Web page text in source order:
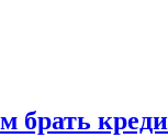
брать